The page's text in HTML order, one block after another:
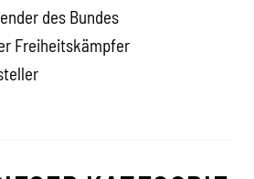
des Bundes
Freiheitskämpfer